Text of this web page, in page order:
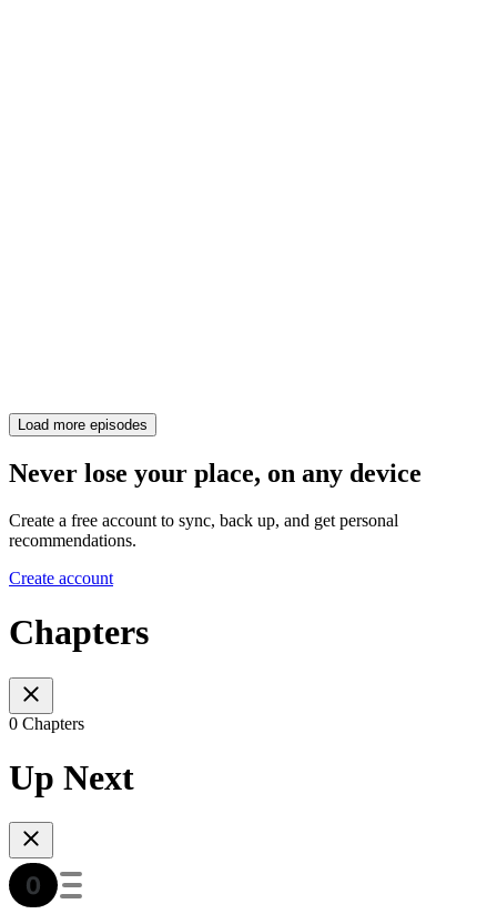
Load more episodes
Never lose your place, on any device
Create a free account to sync, back up, and get personal
recommendations.
Create account
Chapters
0 Chapters
Up Next